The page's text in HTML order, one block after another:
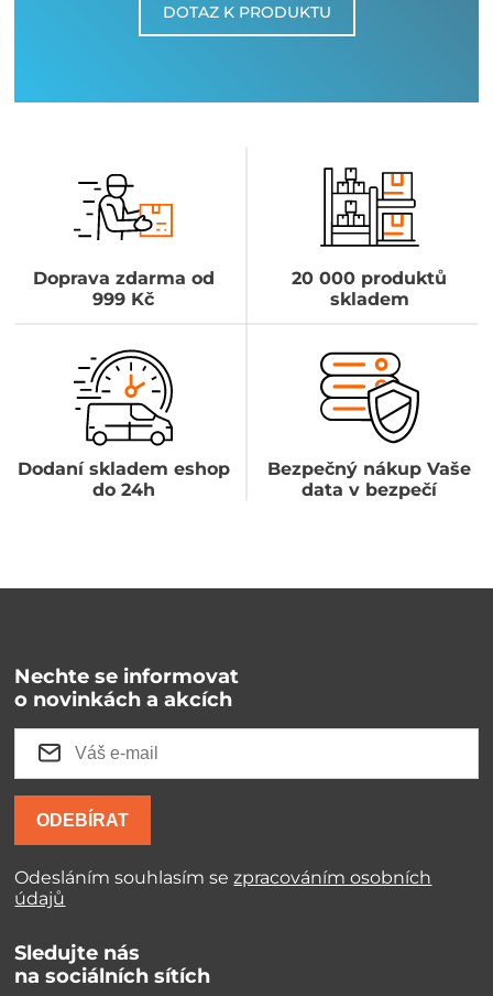
DOTAZ K PRODUKTU
Doprava zdarma od
999 Kč
20 000 produktů
skladem
Dodaní skladem eshop
do 24h
Bezpečný nákup Vaše
data v bezpečí
Nechte se informovat
o novinkách a akcích
ODEBÍRAT
Odesláním souhlasím sezpracováním osobních
údajů
Sledujte nás
na sociálních sítích